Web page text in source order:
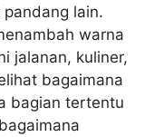
lain.
warna
jalanan, kuliner,
bagaimana
bagian tertentu